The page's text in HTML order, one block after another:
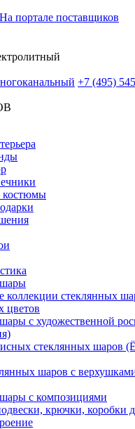
На портале поставщиков
+7 (495)
костюмы
коллекции стеклянных
цветов
с художественной
стеклянных шаров
шаров с
с композициями
крючки, коробки